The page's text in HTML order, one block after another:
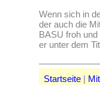
Wenn sich in
der auch die
BASU froh
er unter dem
Startseite |